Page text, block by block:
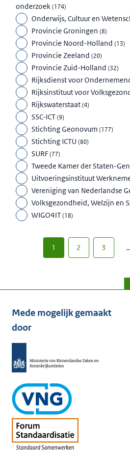
onderzoek(174)
Onderwijs, Cultuur en
Provincie Groningen (8)
Provincie Noord-Holland (13)
Provincie Zeeland (20)
Provincie Zuid-Holland (32)
Rijksdienst voor
Rijksinstituut voor
Rijkswaterstaat(4)
SSC-ICT(9)
Stichting Geonovum (177)
Stichting ICTU (80)
SURF(77)
Tweede Kamer der Staten-
Uitvoeringsinstituut
Vereniging van Nederlandse
Volksgezondheid, Welzijn en
WIGO4IT(18)
1 2 3
Mede mogelijk gemaakt
door